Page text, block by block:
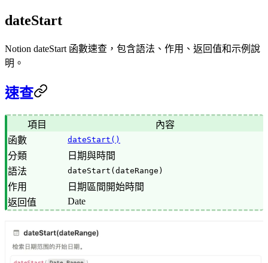
dateStart
Notion dateStart 函數速查，包含語法、作用、返回值和示例說
明。
速查
項目
內容
函數
dateStart()
分類
日期與時間
語法
dateStart(dateRange)
作用
日期區間開始時間
返回值
Date